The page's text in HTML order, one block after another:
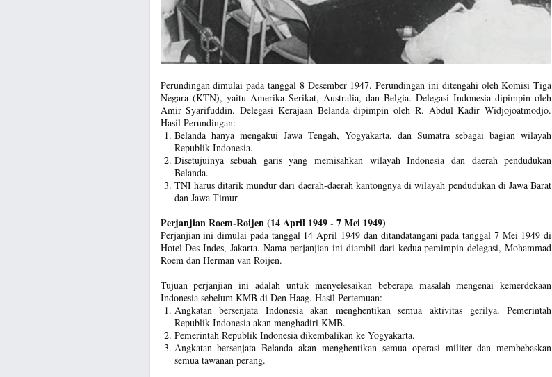
Perundingan dimulai pada tanggal 8 Desember 1947. Perundingan ini ditengahi oleh Komisi Tiga
Negara (KTN), yaitu Amerika Serikat, Australia, dan Belgia. Delegasi Indonesia dipimpin oleh
Amir Syarifuddin. Delegasi Kerajaan Belanda dipimpin oleh R. Abdul Kadir Widjojoatmodjo.
Hasil Perundingan:
Belanda hanya mengakui Jawa Tengah, Yogyakarta, dan Sumatra sebagai bagian wilayah
Republik Indonesia.
Disetujuinya sebuah garis yang memisahkan wilayah Indonesia dan daerah pendudukan
Belanda.
TNI harus ditarik mundur dari daerah-daerah kantongnya di wilayah pendudukan di Jawa Barat
dan Jawa Timur
Perjanjian Roem-Roijen (14 April 1949 - 7 Mei 1949)
Perjanjian ini dimulai pada tanggal 14 April 1949 dan ditandatangani pada tanggal 7 Mei 1949 di
Hotel Des Indes, Jakarta. Nama perjanjian ini diambil dari kedua pemimpin delegasi, Mohammad
Roem dan Herman van Roijen.
Tujuan perjanjian ini adalah untuk menyelesaikan beberapa masalah mengenai kemerdekaan
Indonesia sebelum KMB di Den Haag. Hasil Pertemuan:
Angkatan bersenjata Indonesia akan menghentikan semua aktivitas gerilya. Pemerintah
Republik Indonesia akan menghadiri KMB.
Pemerintah Republik Indonesia dikembalikan ke Yogyakarta.
Angkatan bersenjata Belanda akan menghentikan semua operasi militer dan membebaskan
semua tawanan perang.